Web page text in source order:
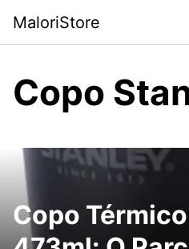
para
o
MaloriStore
Copo
Copo